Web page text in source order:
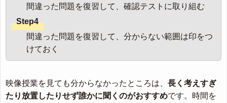
間違った問題を復習して、確認テストに取り組む
Step4
間違った問題を復習して、分からない範囲は印をつ
けておく
映像授業を見ても分からなかったところは、 長く考えすぎ
たり放置したりせず誰かに聞くのがおすすめです。時間を